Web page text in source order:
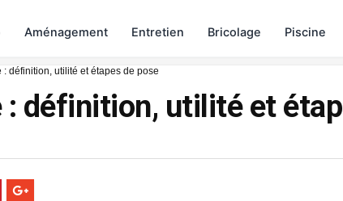
Aménagement Entretien Bricolage Piscine
: définition, utilité et étapes de pose
définition, utilité et